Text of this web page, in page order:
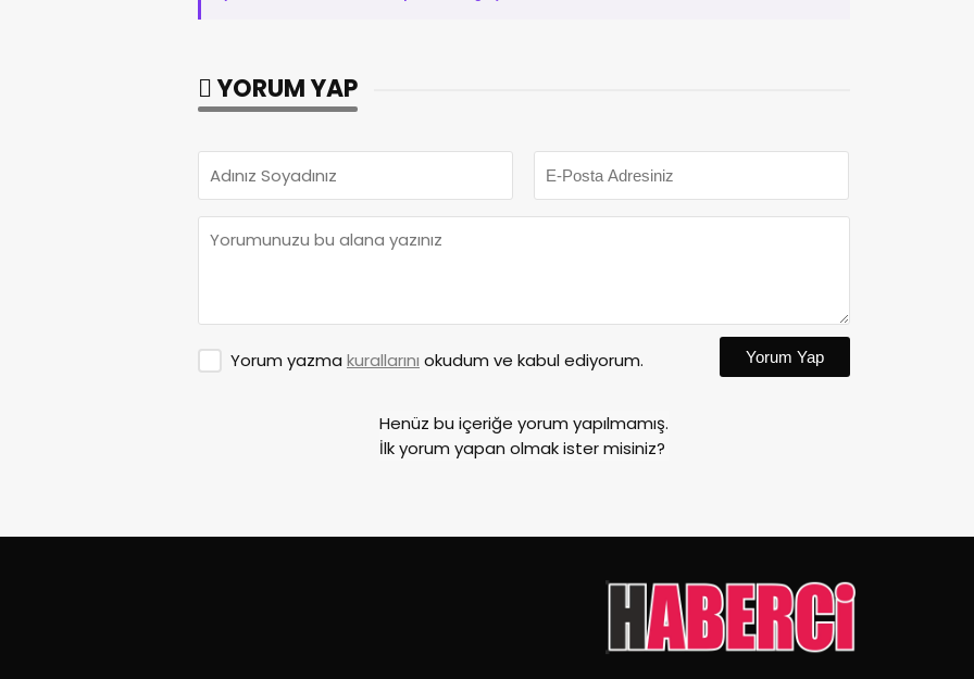
YORUM YAP
Yorum yazma kurallarını okudum ve kabul ediyorum. Yorum Yap
Henüz bu içeriğe yorum yapılmamış.
İlk yorum yapan olmak ister misiniz?